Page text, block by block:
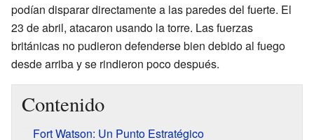
podían disparar directamente a las paredes del fuerte. El
23 de abril, atacaron usando la torre. Las fuerzas
británicas no pudieron defenderse bien debido al fuego
desde arriba y se rindieron poco después.
Contenido
Fort Watson: Un Punto Estratégico